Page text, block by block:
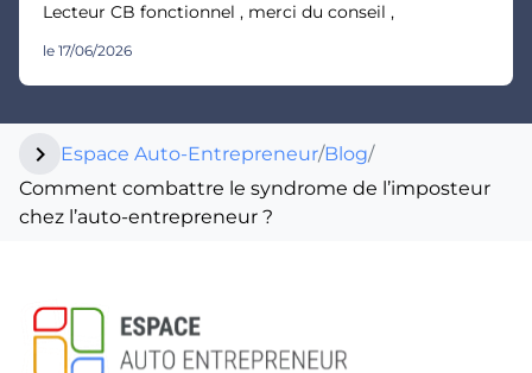
Lecteur CB fonctionnel , merci du conseil ,
le 17/06/2026
chevron_right Espace Auto-Entrepreneur/Blog/
Comment combattre le syndrome de l’imposteur
chez l’auto-entrepreneur ?